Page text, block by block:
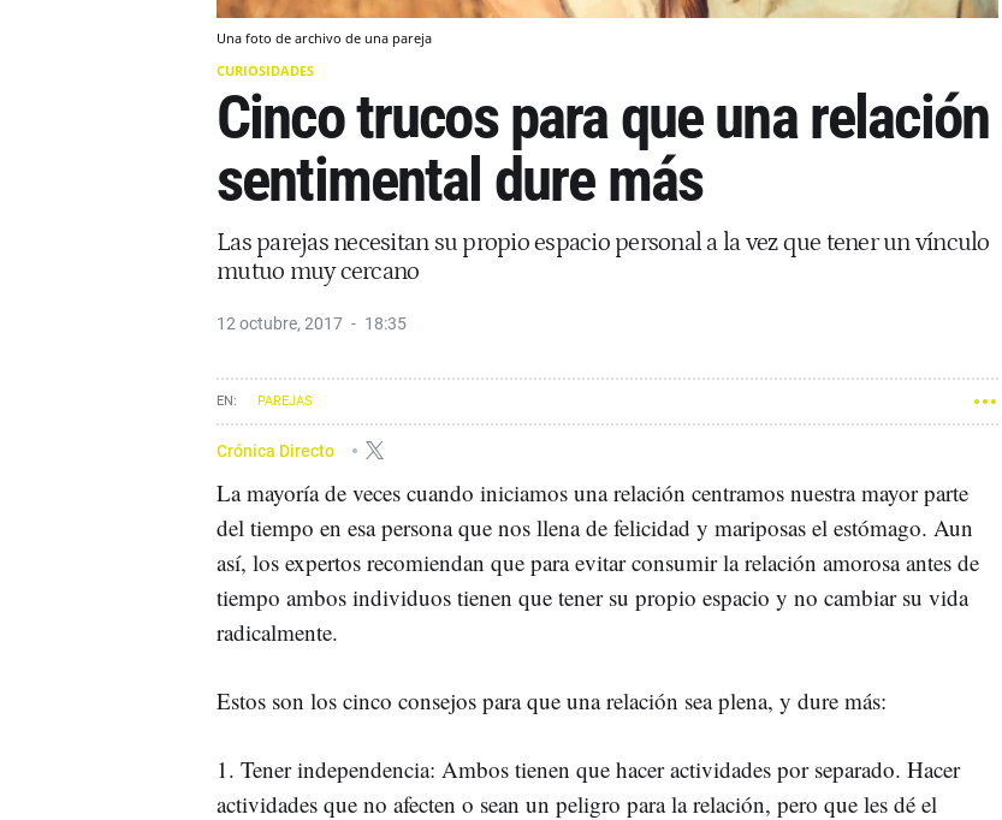
Una foto de archivo de una pareja
CURIOSIDADES
Cinco trucos para que una relación
sentimental dure más
Las parejas necesitan su propio espacio personal a la vez que tener un vínculo
mutuo muy cercano
12 octubre, 2017 18:35
PAREJAS
Crónica Directo
La mayoría de veces cuando iniciamos una relación centramos nuestra mayor parte
del tiempo en esa persona que nos llena de felicidad y mariposas el estómago. Aun
así, los expertos recomiendan que para evitar consumir la relación amorosa antes de
tiempo ambos individuos tienen que tener su propio espacio y no cambiar su vida
radicalmente.
Estos son los cinco consejos para que una relación sea plena, y dure más:
1. Tener independencia: Ambos tienen que hacer actividades por separado. Hacer
actividades que no afecten o sean un peligro para la relación, pero que les dé el